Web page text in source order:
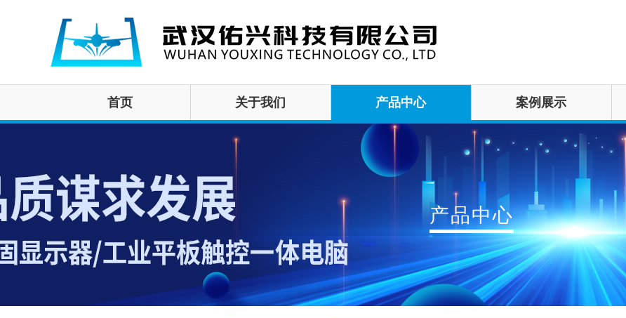
首页 关于我们 产品中心 案例展示
产品中心